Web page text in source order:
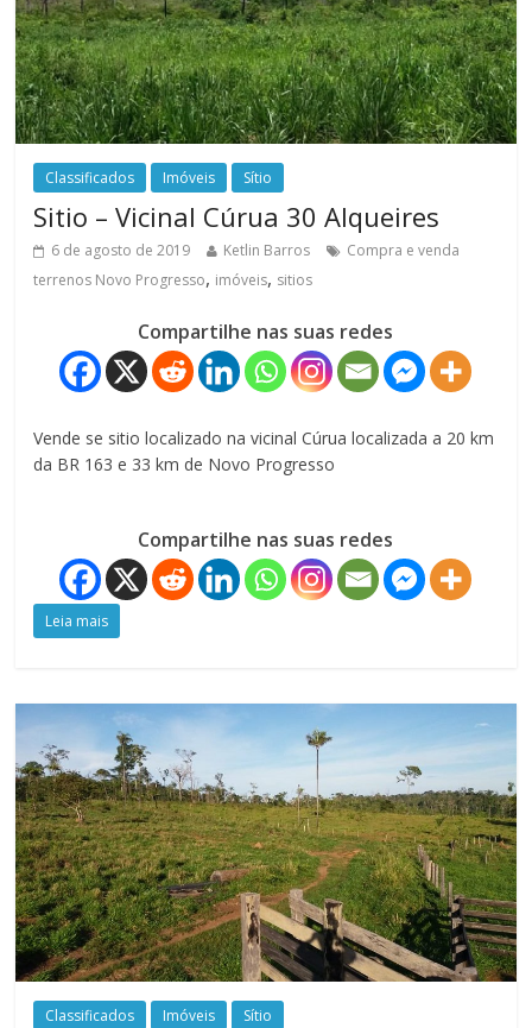
Classificados Imóveis Sítio
Sitio – Vicinal Cúrua 30 Alqueires
6 de agosto de 2019 Ketlin Barros
Compra e venda
terrenos Novo Progresso, imóveis, sitios
Compartilhe nas suas redes
Vende se sitio localizado na vicinal Cúrua localizada a 20 km
da BR 163 e 33 km de Novo Progresso
Compartilhe nas suas redes
Leia mais
Classificados Imóveis Sítio